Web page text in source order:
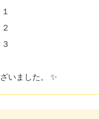
いました。 ✨